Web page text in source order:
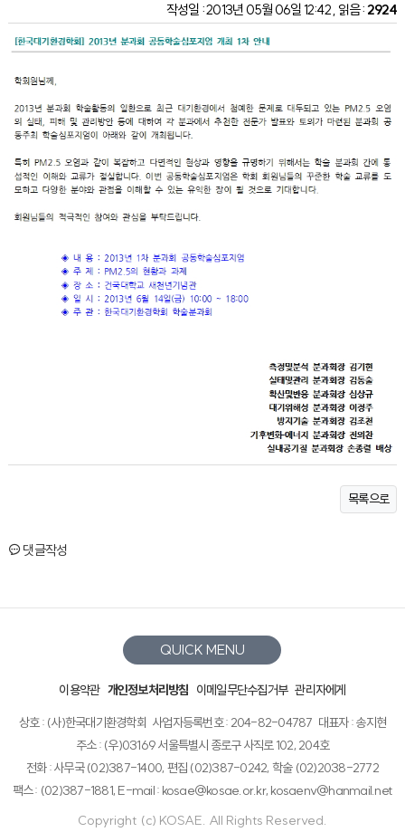
작성일 : 2013년 05월 06일 12:42 , 읽음 :2924
목록으로
댓글작성
이용약관 개인정보처리방침 이메일무단수집거부 관리자에게
QUICK MENU
상호 : (사)한국대기환경학회 사업자등록번호 : 204-82-04787 대표자 : 송지현
주소 : (우)03169 서울특별시 종로구 사직로 102, 204호
전화 : 사무국 (02)387-1400, 편집 (02)387-0242, 학술 (02)2038-2772
팩스 : (02)387-1881, E-mail : kosae@kosae.or.kr, kosaenv@hanmail.net
Copyright (c) KOSAE. All Rights Reserved.